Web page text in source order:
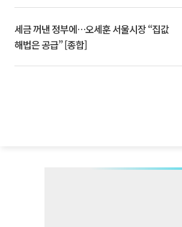
세금 꺼낸 정부에…오세훈 서울시장 “집값
해법은 공급” [종합]